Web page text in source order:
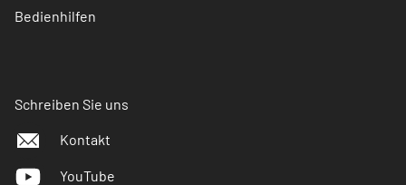
Bedienhilfen
Schreiben Sie uns
Kontakt
YouTube